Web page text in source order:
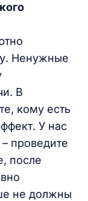
Ненужные
В
кому есть
У нас
проведите
после
не должны